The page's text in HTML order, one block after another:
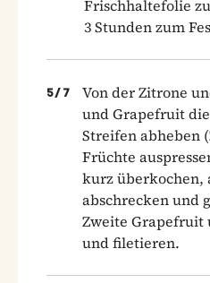
Frischhaltefolie
3 Stunden zum
5/ 7
Von der Zitrone
und Grapefruit
Streifen abheben
Früchte
kurz überkochen,
abschrecken und
Zweite Grapefruit
und filetieren.